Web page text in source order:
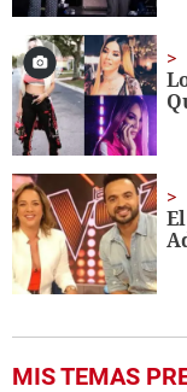
MIS TEMAS